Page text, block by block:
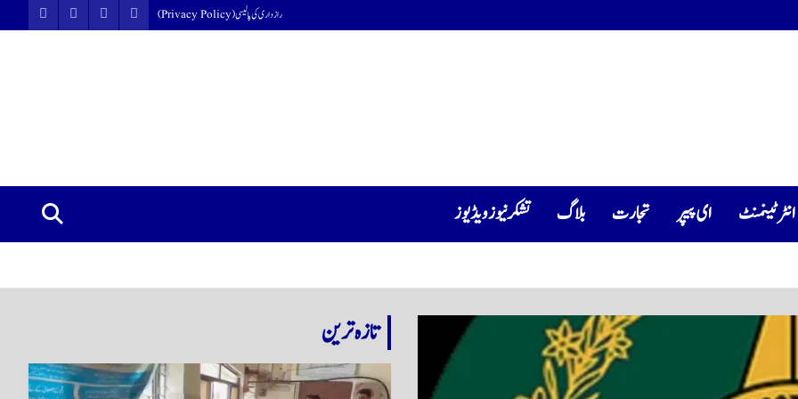
رازداری کی پالیسی (Privacy Policy)
انٹرٹینمنٹ ای پیپر تجارت بلاگ تشکرنیوز ویڈیوز
تازہ ترین